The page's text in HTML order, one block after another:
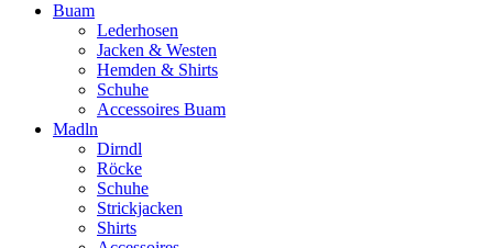
Buam
Lederhosen
Jacken & Westen
Hemden & Shirts
Schuhe
Accessoires Buam
Madln
Dirndl
Röcke
Schuhe
Strickjacken
Shirts